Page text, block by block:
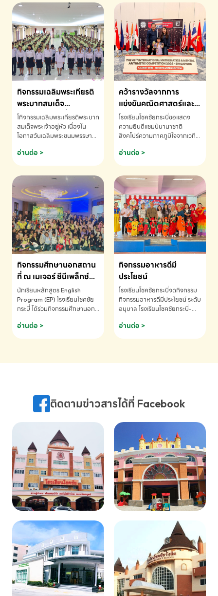
กิจกรรมเฉลิมพระเกียรติ
พระบาทสมเด็จ
พระเจ้าอยู่หัว เนื่องใน
โอกาสวันเฉลิม
พระชนมพรรษา
โกิจกรรมเฉลิมพระเกียรติพระบาท
สมเด็จพระเจ้าอยู่หัว เนื่องใน
โอกาสวันเฉลิมพระชนมพรรษา
ข้อมูลเพิ่มเติม โทร. 075-691910
อ่านต่อ >
คว้ารางวัลจากการ
แข่งขันคณิตศาสตร์และ
คณิตคิดเร็วนานาชาติ
ครั้งที่ 46 ประจำปี 2569
ณ ประเทศสิงคโปร์
โรงเรียนโชคชัยกระบี่ขอแสดง
ความยินดีแชมป์นานาชาติ
สิงคโปร์ความภาคภูมิใจจากเวที
ด.ช.พัทธนันท์ พรหมพันธ์ ชั้น
อนุบาล EP K3 โรงเรียนโชคชัย
แข่งขันคณิตศาสตร์และคณิตคิด
เร็วนานาชาติ ครั้งที่ 46 ประจำปี
2569 ณ ประเทศสิงคโปร์
INTERNATIONAL
MATHEMATICS AND
MENTAL ARITHMETIC
COMPETITION 2026 - ถ้วย
รางวัลรองชนะเลิศอันดับที่ 2
Mental Arithmetic
Competition K2 - ถ้วยรางวัล
รองชนะเลิศอันดับที่ 2 Mental
K2(Grop) โรงเรียนโชคชัยกระบี่-
สอบถามข้อมูลเพิ่มเติม โทร.
075-691910
อ่านต่อ >
กิจกรรมศึกษานอกสถาน
ที่ ณ เมเจอร์ ซีนีเพล็กซ์
ระดับประถมศึกษา (EP.1-
6)
นักเรียนหลักสูตร English
Program (EP) โรงเรียนโชคชัย
กระบี่ ได้ร่วมกิจกรรมศึกษานอก
ชมภาพยนตร์ Toy Story 5
(Soundtrack)เพื่อเสริมทักษะ
ภาษา ผ่านประสบการณ์การเรียนรู้
075-691910
อ่านต่อ >
กิจกรรมอาหารดีมี
ประโยชน์
โรงเรียนโชคชัยกระบี่จดกิจกรรม
กิจกรรมอาหารดีมีประโยชน์ ระดับ
อนุบาล โรงเรียนโชคชัยกระบี่-
075-691910
อ่านต่อ >
ติดตามข่าวสารได้ที่ Facebook